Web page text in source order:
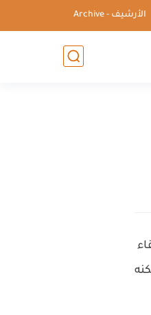
الأرشيف - Archive